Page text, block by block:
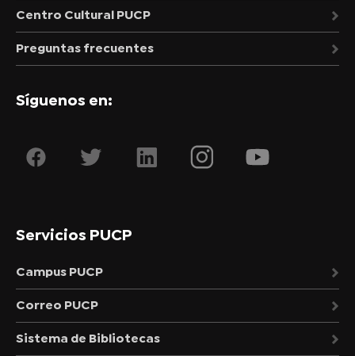
Centro Cultural PUCP
Preguntas frecuentes
Síguenos en:
Servicios PUCP
Campus PUCP
Correo PUCP
Sistema de Bibliotecas